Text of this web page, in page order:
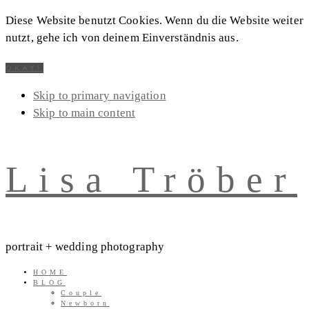
Diese Website benutzt Cookies. Wenn du die Website weiter
nutzt, gehe ich von deinem Einverständnis aus.
OKAY!
Skip to primary navigation
Skip to main content
Lisa Tröber
portrait + wedding photography
HOME
BLOG
Couple
Newborn